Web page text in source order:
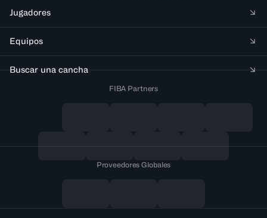
Jugadores
Equipos
Buscar una cancha
FIBA Partners
Proveedores Globales